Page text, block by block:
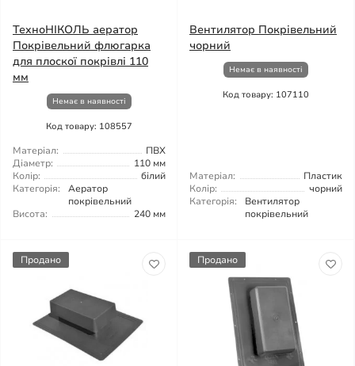
ТехноНІКОЛЬ аератор
Покрівельний флюгарка
для плоскої покрівлі 110
мм
Немає в наявності
Код товару: 108557
Матеріал:
ПВХ
Діаметр:
110 мм
Колір:
білий
Категорія:
Аератор
покрівельний
Висота:
240 мм
Вентилятор Покрівельний
чорний
Немає в наявності
Код товару: 107110
Матеріал:
Пластик
Колір:
чорний
Категорія:
Вентилятор
покрівельний
Продано Продано